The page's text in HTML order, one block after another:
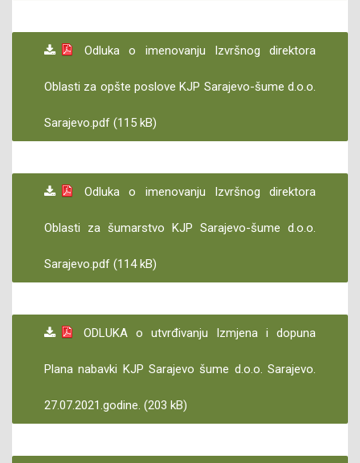
Odluka o imenovanju Izvršnog direktora
Oblasti za opšte poslove KJP Sarajevo-šume d.o.o.
Sarajevo.pdf (115 kB)
Odluka o imenovanju Izvršnog direktora
Oblasti za šumarstvo KJP Sarajevo-šume d.o.o.
Sarajevo.pdf (114 kB)
ODLUKA o utvrđivanju Izmjena i dopuna
Plana nabavki KJP Sarajevo šume d.o.o. Sarajevo.
27.07.2021.godine. (203 kB)